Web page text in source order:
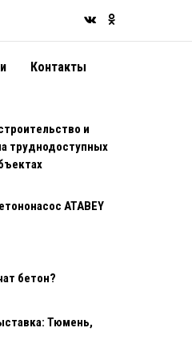
Контакты
и
труднодоступных
ATABEY
бетон?
Тюмень,